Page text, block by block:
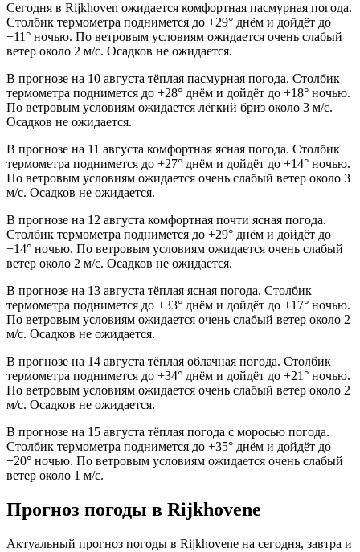
Сегодня в Rijkhoven ожидается комфортная пасмурная погода.
Столбик термометра поднимется до +29° днём и дойдёт до
+11° ночью. По ветровым условиям ожидается очень слабый
ветер около 2 м/с. Осадков не ожидается.
В прогнозе на 10 августа тёплая пасмурная погода. Столбик
термометра поднимется до +28° днём и дойдёт до +18° ночью.
По ветровым условиям ожидается лёгкий бриз около 3 м/с.
Осадков не ожидается.
В прогнозе на 11 августа комфортная ясная погода. Столбик
термометра поднимется до +27° днём и дойдёт до +14° ночью.
По ветровым условиям ожидается очень слабый ветер около 3
м/с. Осадков не ожидается.
В прогнозе на 12 августа комфортная почти ясная погода.
Столбик термометра поднимется до +29° днём и дойдёт до
+14° ночью. По ветровым условиям ожидается очень слабый
ветер около 2 м/с. Осадков не ожидается.
В прогнозе на 13 августа тёплая ясная погода. Столбик
термометра поднимется до +33° днём и дойдёт до +17° ночью.
По ветровым условиям ожидается очень слабый ветер около 2
м/с. Осадков не ожидается.
В прогнозе на 14 августа тёплая облачная погода. Столбик
термометра поднимется до +34° днём и дойдёт до +21° ночью.
По ветровым условиям ожидается очень слабый ветер около 2
м/с. Осадков не ожидается.
В прогнозе на 15 августа тёплая погода с моросью погода.
Столбик термометра поднимется до +35° днём и дойдёт до
+20° ночью. По ветровым условиям ожидается очень слабый
ветер около 1 м/с.
Прогноз погоды в Rijkhovenе
Актуальный прогноз погоды в Rijkhovenе на сегодня, завтра и